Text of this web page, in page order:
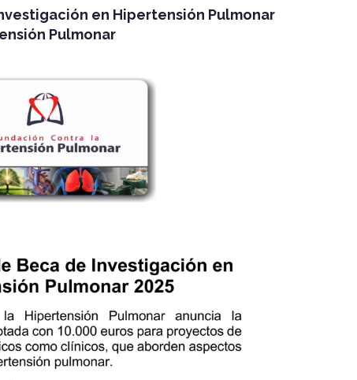
en Hipertensión Pulmonar
Pulmonar